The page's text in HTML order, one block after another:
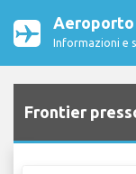
Aeroporto
Informazioni e
Frontier